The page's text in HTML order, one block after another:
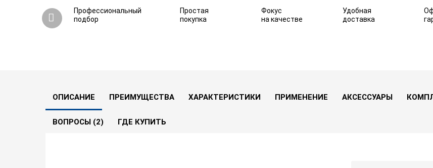
Профессиональный
подбор
Простая
покупка
Фокус
на качестве
Удобная
доставка
2 вопроса В сравнение В избранное
ОПИСАНИЕ ПРЕИМУЩЕСТВА ХАРАКТЕРИСТИКИ ПРИМЕНЕНИЕ АКСЕССУАРЫ
ВОПРОСЫ (2) ГДЕ КУПИТЬ